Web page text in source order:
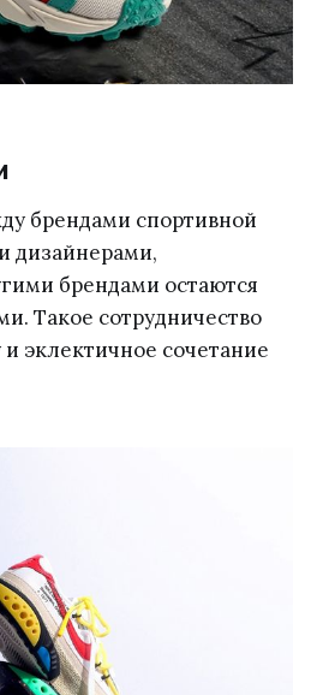
брендами спортивной
дизайнерами,
брендами остаются
Такое сотрудничество
эклектичное сочетание